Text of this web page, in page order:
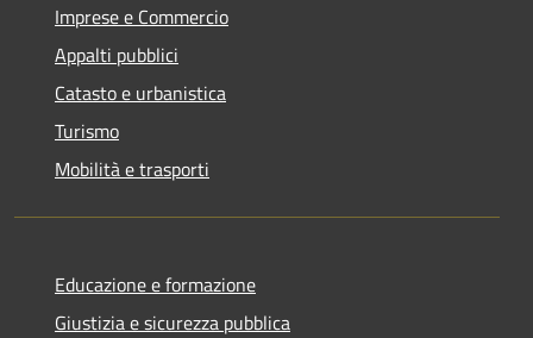
Imprese e Commercio
Appalti pubblici
Catasto e urbanistica
Turismo
Mobilità e trasporti
Educazione e formazione
Giustizia e sicurezza pubblica